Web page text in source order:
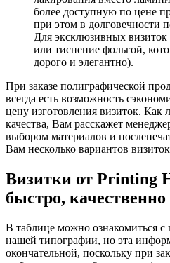
более доступную по цене
при этом в долговечности
Для эксклюзивных
или тиснение фольгой,
дорого и элегантно).
При заказе полиграфической
всегда есть возможность
цену изготовления визиток. Как
качества, Вам расскажет
выбором материалов и
Вам несколько вариантов
Визитки от Printing
быстро, качественно
В таблице можно ознакомиться с
нашей типографии, но эта
окончательной, поскольку при